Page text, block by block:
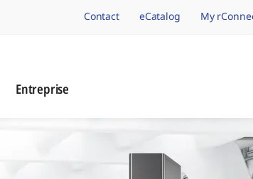
navigation.brand
Contact eCatalog My
Entreprise
de